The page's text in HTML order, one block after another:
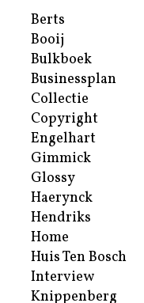
Berts
Booij
Bulkboek
Businessplan
Collectie
Copyright
Engelhart
Gimmick
Glossy
Haerynck
Hendriks
Home
Huis Ten Bosch
Interview
Knippenberg